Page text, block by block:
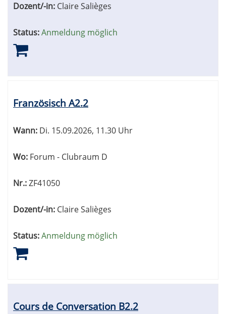
Dozent/-in: Claire Salièges
Status:Anmeldung möglich
Französisch A2.2
Wann: Di. 15.09.2026, 11.30 Uhr
Wo: Forum - Clubraum D
Nr.:ZF41050
Dozent/-in: Claire Salièges
Status:Anmeldung möglich
Cours de Conversation B2.2